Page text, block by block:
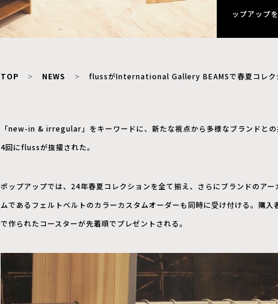
ップアップ
TOP NEWS flussがInternational Gallery BEAMSで春夏コレク
「new-in & irregular」をキーワードに、新たな視点から多様なブランドと
4回にflussが抜擢された。
ポップアップでは、24年春夏コレクションを全て揃え、さらにブランドのア
ムであるフェルトベルトのカラーカスタムオーダーも同時に受け付ける。購
で作られたコースターが先着順でプレゼントされる。